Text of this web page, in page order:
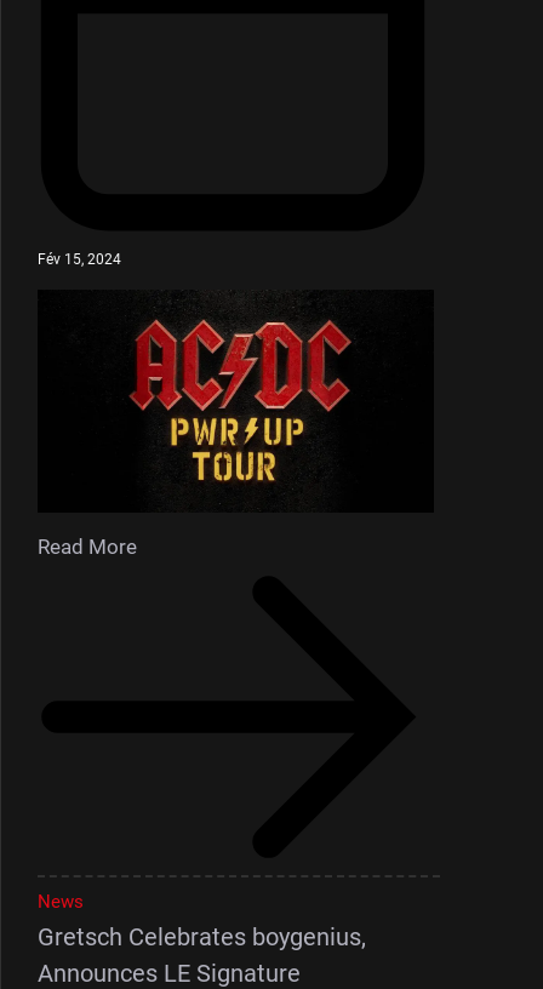
Fév 15, 2024
Read More
News
Gretsch Celebrates boygenius,
Announces LE Signature